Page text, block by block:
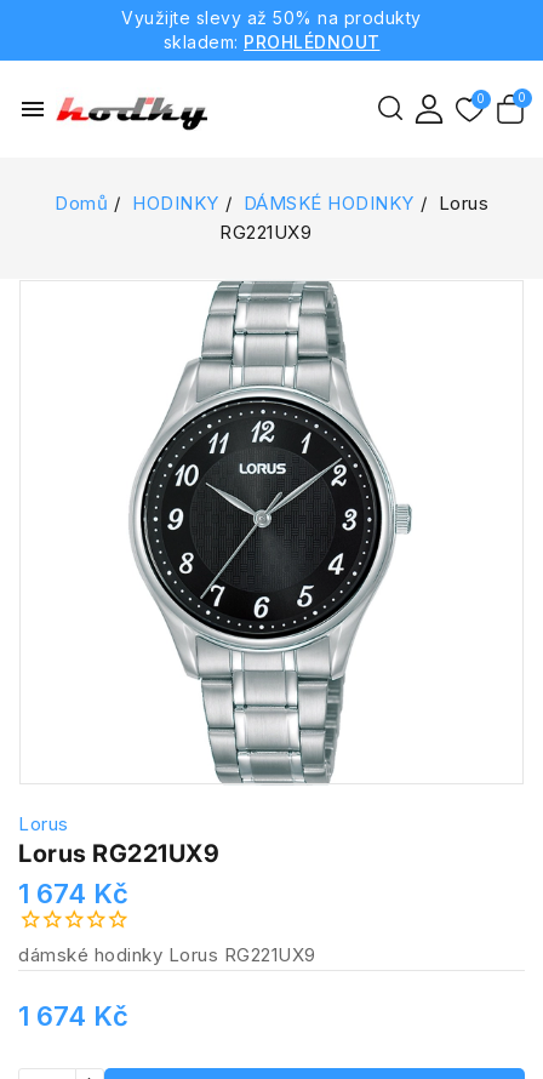
Využijte slevy až 50% na produkty
skladem: PROHLÉDNOUT
menu
Domů HODINKY DÁMSKÉ HODINKY
Lorus
RG221UX9
Lorus
Lorus RG221UX9
1 674 Kč
dámské hodinky Lorus RG221UX9
1 674 Kč